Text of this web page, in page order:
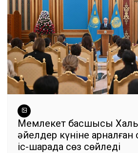
k
Мемлекет басшысы
әйелдер күніне арналған
іс-шарада сөз сөйледі